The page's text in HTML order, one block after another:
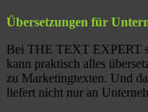
Übersetzungen für
Bei THE TEXT EXPERT
kann praktisch alles
zu Marketingtexten. Und
liefert nicht nur an